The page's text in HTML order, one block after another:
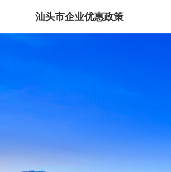
汕头市企业优惠政策